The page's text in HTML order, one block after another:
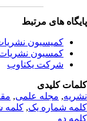
های مرتبط
کمیسیون
کمسیون نشریات
شرکت یکتاوب
کلیدی
,مجله علمی,
شماره یک,کلمه
دو